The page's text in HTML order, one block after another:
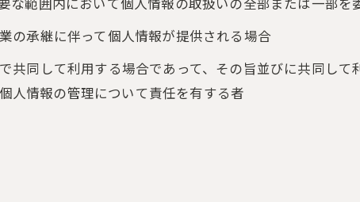
の承継に伴って個人情報が提供される場合
共同して利用する場合であって、その旨並びに共同し
人情報の管理について責任を有する者